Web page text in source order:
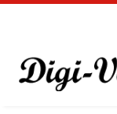
main
content